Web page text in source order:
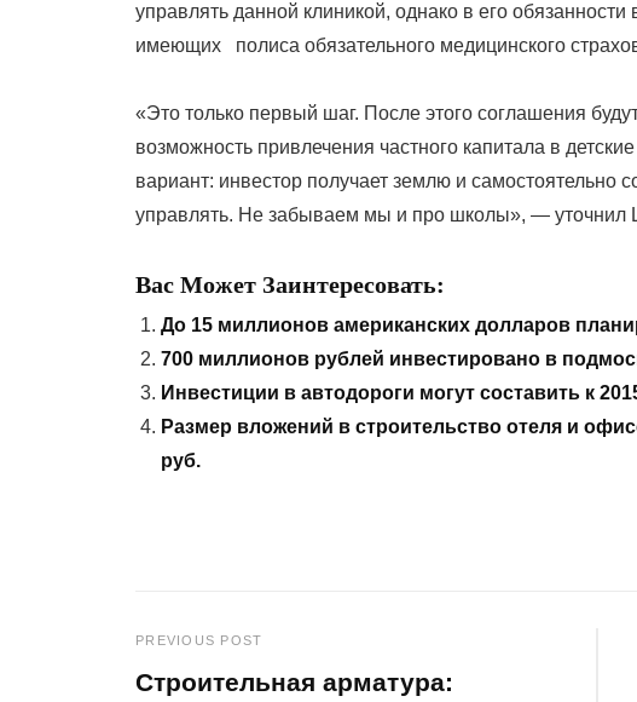
управлять данной клиникой, однако в его
имеющих полиса обязательного медицинского
«Это только первый шаг. После этого соглашения
возможность привлечения частного капитала в
вариант: инвестор получает землю и самостоятельно
управлять. Не забываем мы и про школы», — уточнил
Вас Может Заинтересовать:
До 15 миллионов американских долларов
700 миллионов рублей инвестировано в
Инвестиции в автодороги могут составить к
Размер вложений в строительство отеля и
руб.
Навигация
PREVIOUS POST
Строительная арматура: